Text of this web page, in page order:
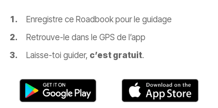
Enregistre ce Roadbook pour le guidage
Retrouve-le dans le GPS de l’app
Laisse-toi guider, c’est gratuit.